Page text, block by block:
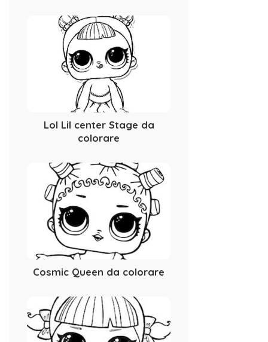
Lol Lil center Stage da
colorare
Cosmic Queen da colorare